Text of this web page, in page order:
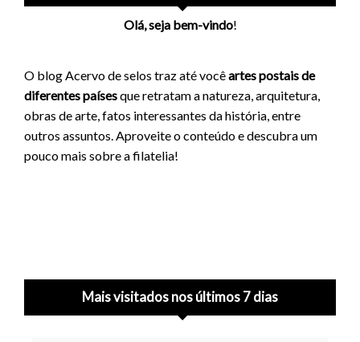
Olá, seja bem-vindo!
O blog Acervo de selos traz até vocêartes postais de
diferentes paísesque retratam a natureza, arquitetura,
obras de arte, fatos interessantes da história, entre
outros assuntos. Aproveite o conteúdo e descubra um
pouco mais sobre a filatelia!
Mais visitados nos últimos 7 dias